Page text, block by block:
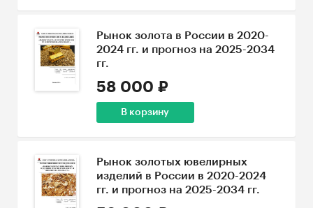
Рынок золота в России в 2020-
2024 гг. и прогноз на 2025-2034
гг.
58 000 ₽
В корзину
Рынок золотых ювелирных
изделий в России в 2020-2024
гг. и прогноз на 2025-2034 гг.